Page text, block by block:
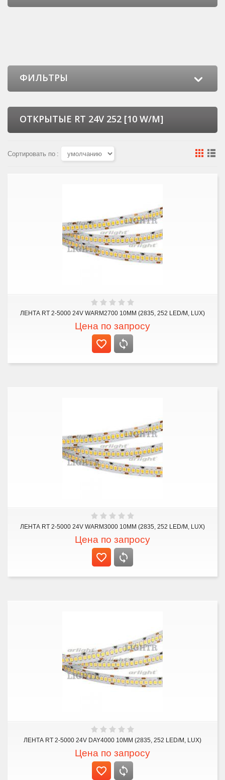
ФИЛЬТРЫ
ОТКРЫТЫЕ RT 24V 252 [10 W/M]
Сортировать по :
ЛЕНТА RT 2-5000 24V WARM2700 10MM (2835, 252 LED/M, LUX)
Цена по запросу
ЛЕНТА RT 2-5000 24V WARM3000 10MM (2835, 252 LED/M, LUX)
Цена по запросу
ЛЕНТА RT 2-5000 24V DAY4000 10MM (2835, 252 LED/M, LUX)
Цена по запросу